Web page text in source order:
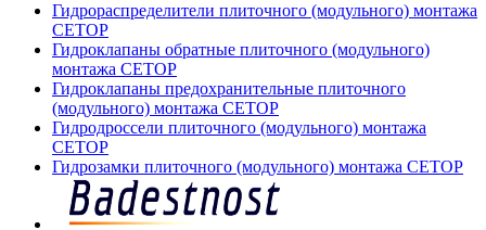
Гидрораспределители плиточного (модульного) монтажа
СЕТОР
Гидроклапаны обратные плиточного (модульного)
монтажа CETOP
Гидроклапаны предохранительные плиточного
(модульного) монтажа CETOP
Гидродроссели плиточного (модульного) монтажа
CETOP
Гидрозамки плиточного (модульного) монтажа CETOP